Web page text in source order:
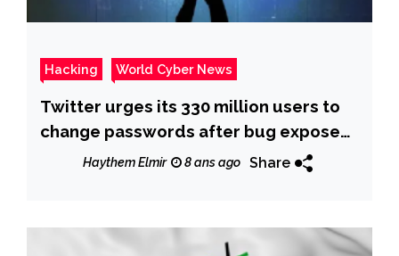
Hacking World Cyber News
Twitter urges its 330 million users to
change passwords after bug exposed
them in plain text
Haythem Elmir 8 ans ago Share